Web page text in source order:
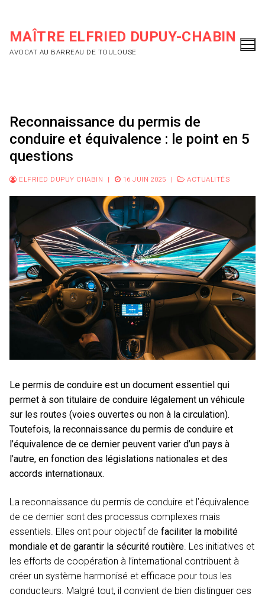
contenu
MAÎTRE ELFRIED DUPUY-CHABIN
AVOCAT AU BARREAU DE TOULOUSE
Reconnaissance du permis de
conduire et équivalence : le point en 5
questions
ELFRIED DUPUY CHABIN | 16 JUIN 2025 | ACTUALITÉS
Le permis de conduire est un document essentiel qui
permet à son titulaire de conduire légalement un véhicule
sur les routes (voies ouvertes ou non à la circulation).
Toutefois, la reconnaissance du permis de conduire et
l’équivalence de ce dernier peuvent varier d’un pays à
l’autre, en fonction des législations nationales et des
accords internationaux.
La reconnaissance du permis de conduire et l’équivalence
de ce dernier sont des processus complexes mais
essentiels. Elles ont pour objectif de faciliter la mobilité
mondiale et de garantir la sécurité routière . Les initiatives et
les efforts de coopération à l’international contribuent à
créer un système harmonisé et efficace pour tous les
conducteurs. Malgré tout, il convient de bien distinguer ces